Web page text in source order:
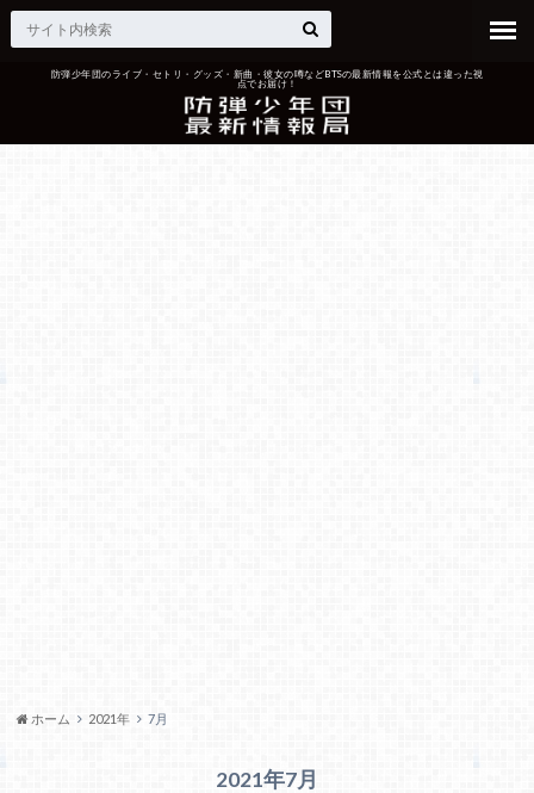
防弾少年団のライブ・セトリ・グッズ・新曲・彼女の噂などBTSの最新情報を公式とは違った視
点でお届け！
ホーム 2021年 7月
2021年7月